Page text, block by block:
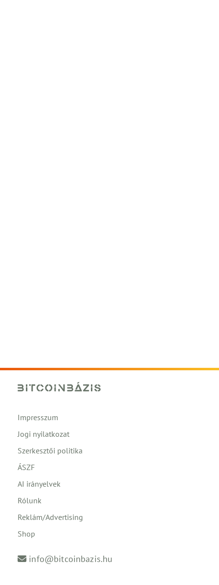
Impresszum
Jogi nyilatkozat
Szerkesztői politika
ÁSZF
AI irányelvek
Rólunk
Reklám/Advertising
Shop
info@bitcoinbazis.hu